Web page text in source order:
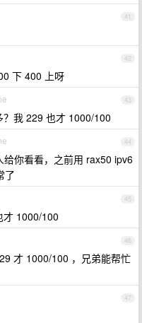
41
42
下 400 上呀
43
我 229 也才 1000/100
44
你看看，之前用 rax50 ipv6
了
45
才 1000/100
46
才 1000/100 ，兄弟能帮忙
47